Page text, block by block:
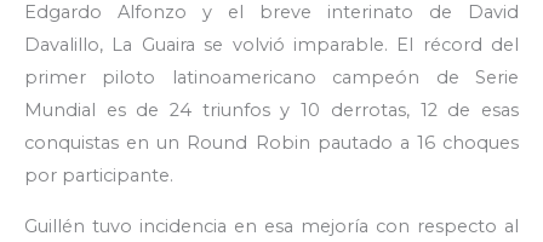
Edgardo Alfonzo y el breve interinato de David
Davalillo, La Guaira se volvió imparable. El récord del
primer piloto latinoamericano campeón de Serie
Mundial es de 24 triunfos y 10 derrotas, 12 de esas
conquistas en un Round Robin pautado a 16 choques
por participante.
Guillén tuvo incidencia en esa mejoría con respecto al